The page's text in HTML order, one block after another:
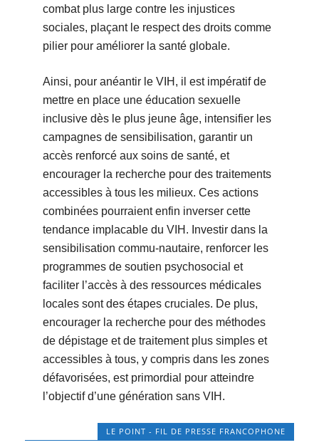
combat plus large contre les injustices
sociales, plaçant le respect des droits comme
pilier pour améliorer la santé globale.
Ainsi, pour anéantir le VIH, il est impératif de
mettre en place une éducation sexuelle
inclusive dès le plus jeune âge, intensifier les
campagnes de sensibilisation, garantir un
accès renforcé aux soins de santé, et
encourager la recherche pour des traitements
accessibles à tous les milieux. Ces actions
combinées pourraient enfin inverser cette
tendance implacable du VIH. Investir dans la
sensibilisation commu-nautaire, renforcer les
programmes de soutien psychosocial et
faciliter l’accès à des ressources médicales
locales sont des étapes cruciales. De plus,
encourager la recherche pour des méthodes
de dépistage et de traitement plus simples et
accessibles à tous, y compris dans les zones
défavorisées, est primordial pour atteindre
l’objectif d’une génération sans VIH.
LE POINT - FIL DE PRESSE FRANCOPHONE